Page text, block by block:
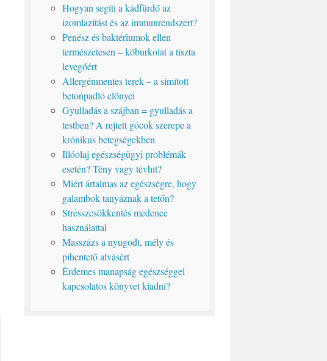
Hogyan segíti a kádfürdő az
izomlazítást és az immunrendszert?
Penész és baktériumok ellen
természetesen – kőburkolat a tiszta
levegőért
Allergénmentes terek – a simított
betonpadló előnyei
Gyulladás a szájban = gyulladás a
testben? A rejtett gócok szerepe a
krónikus betegségekben
Illóolaj egészségügyi problémák
esetén? Tény vagy tévhit?
Miért ártalmas az egészségre, hogy
galambok tanyáznak a tetőn?
Stresszcsökkentés medence
használattal
Masszázs a nyugodt, mély és
pihentető alvásért
Érdemes manapság egészséggel
kapcsolatos könyvet kiadni?